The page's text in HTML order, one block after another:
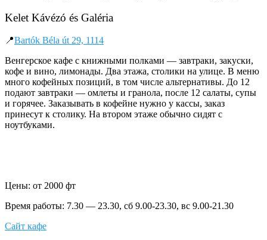
Kelet Kávézó és Galéria
📍Bartók Béla út 29, 1114
Венгерское кафе с книжными полками — завтраки, закуски,
кофе и вино, лимонады. Два этажа, столики на улице. В меню
много кофейных позиций, в том числе альтернативы. До 12
подают завтраки — омлеты и гранола, после 12 салаты, супы
и горячее. Заказывать в кофейне нужно у кассы, заказ
принесут к столику. На втором этаже обычно сидят с
ноутбуками.
Цены: от 2000 фт
Время работы: 7.30 — 23.30, сб 9.00-23.30, вс 9.00-21.30
Сайт кафе